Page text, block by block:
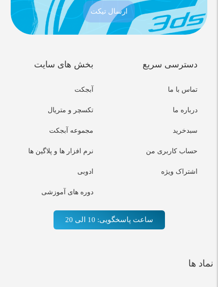
ارسال تیکت
دسترسی سریع
تماس با ما
درباره ما
سبدخرید
حساب کاربری من
اشتراک ویژه
بخش های سایت
آبجکت
تکسچر و متریال
مجموعه آبجکت
نرم افزار ها و پلاگین ها
ادوبی
دوره های آموزشی
ساعت پاسخگویی: 10 الی 20
نماد ها